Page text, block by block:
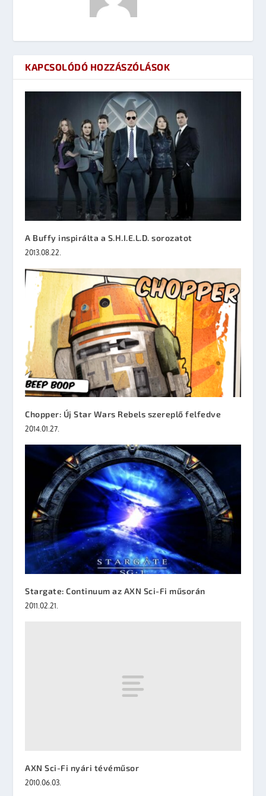
KAPCSOLÓDÓ HOZZÁSZÓLÁSOK
A Buffy inspirálta a S.H.I.E.L.D. sorozatot
2013.08.22.
Chopper: Új Star Wars Rebels szereplő felfedve
2014.01.27.
Stargate: Continuum az AXN Sci-Fi műsorán
2011.02.21.
AXN Sci-Fi nyári tévéműsor
2010.06.03.